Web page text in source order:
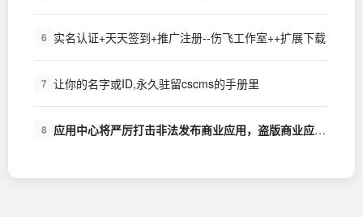
6 实名认证+天天签到+推广注册--伤飞工作室++扩展下载
7 让你的名字或ID,永久驻留cscms的手册里
8 应用中心将严厉打击非法发布商业应用，盗版商业应用的行为